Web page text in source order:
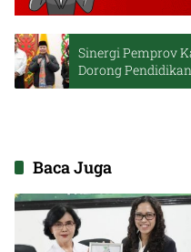
Sinergi Pemprov
Dorong
Swasembada
Baca Juga